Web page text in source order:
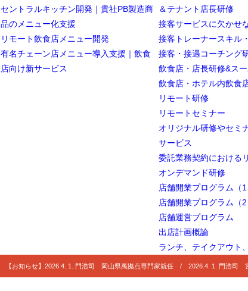
セントラルキッチン開発｜貴社PB製造商
品のメニュー化支援
リモート飲食店メニュー開発
有名チェーン店メニュー導入支援｜飲食
店向け新サービス
＆テナント店長研修
接客サービスに欠かせ
接客トレーナースキル
接客・接遇コーチング
飲食店・店長研修&ス
飲食店・ホテル内飲食
リモート研修
リモートセミナー
オリジナル研修やセミ
サービス
委託業務契約における
オンデマンド研修
店舗開業プログラム（
店舗開業プログラム（
店舗運営プログラム
出店計画概論
ランチ、テイクアウト
【お知らせ】2026.4. 1. 門浩司 岡山県萬拠点専門家就任 / 2026.4. 1. 門浩司